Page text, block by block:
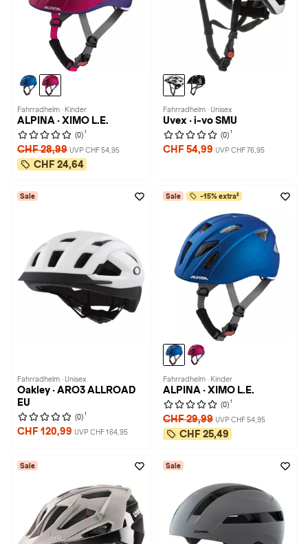
Fahrradhelm · Kinder
ALPINA · XIMO L.E.
(0) 1
CHF 28,99 UVP CHF 54,95
CHF 24,64
Fahrradhelm · Unisex
Uvex · i-vo SMU
(0) 1
CHF 54,99 UVP CHF 76,95
Sale
Fahrradhelm · Unisex
Oakley · ARO3 ALLROAD
EU
(0) 1
CHF 120,99 UVP CHF 164,95
Sale -15% extra²
Fahrradhelm · Kinder
ALPINA · XIMO L.E.
(0) 1
CHF 29,99 UVP CHF 54,95
CHF 25,49
Sale Sale